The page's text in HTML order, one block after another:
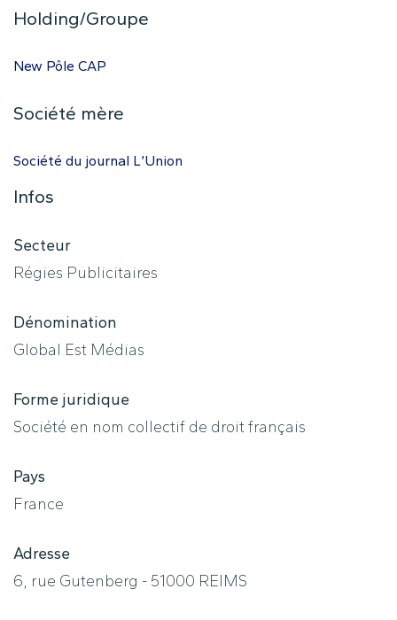
Holding/Groupe
New Pôle CAP
Société mère
Société du journal L’Union
Infos
Secteur
Régies Publicitaires
Dénomination
Global Est Médias
Forme juridique
Société en nom collectif de droit français
Pays
France
Adresse
6, rue Gutenberg - 51000 REIMS